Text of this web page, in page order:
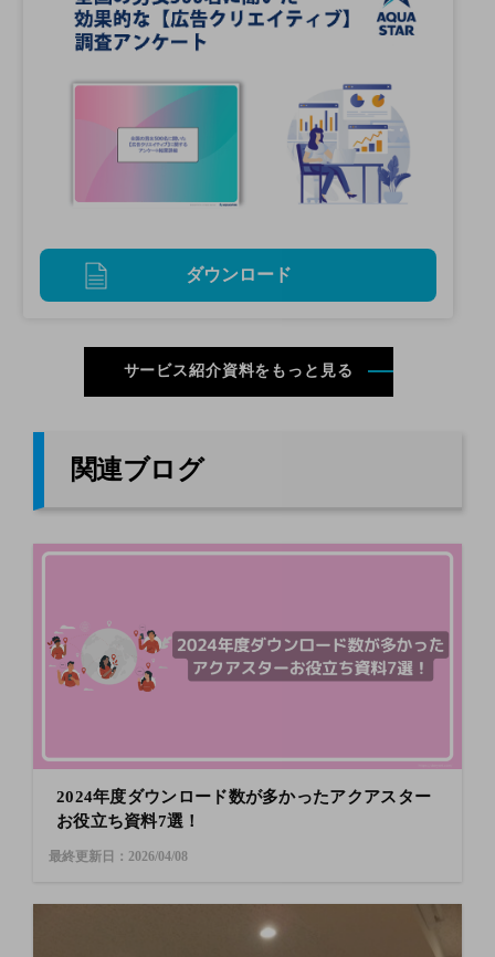
ダウンロード
サービス紹介資料をもっと見る
関連ブログ
2024年度ダウンロード数が多かったアクアスター
お役立ち資料7選！
最終更新日：2026/04/08